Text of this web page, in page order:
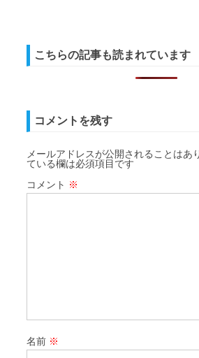
こちらの記事も読まれています
コメントを残す
メールアドレスが公開されることはあ
ている欄は必須項目です
コメント ※
名前 ※